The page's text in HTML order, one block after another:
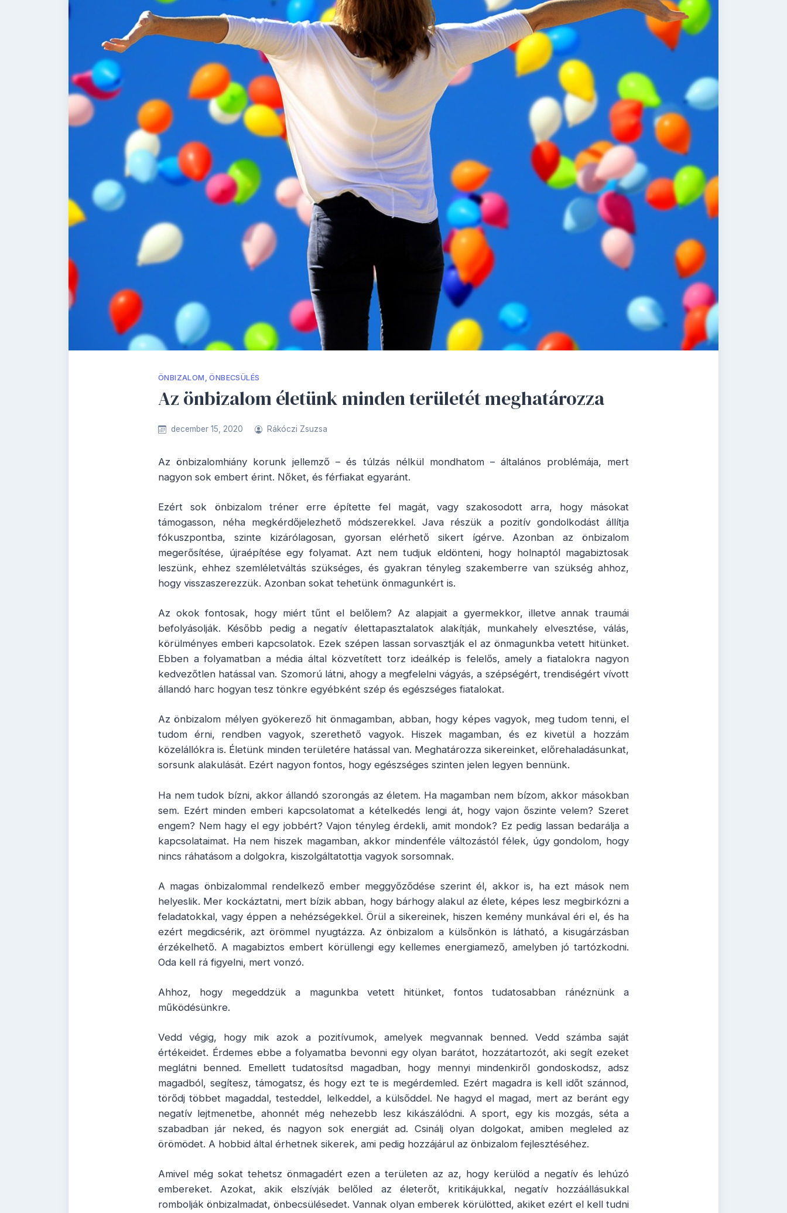
ÖNBIZALOM, ÖNBECSÜLÉS
Az önbizalom életünk minden területét meghatározza
december 15, 2020 Rákóczi Zsuzsa
Az önbizalomhiány korunk jellemző – és túlzás nélkül mondhatom – általános problémája, mert
nagyon sok embert érint. Nőket, és férfiakat egyaránt.
Ezért sok önbizalom tréner erre építette fel magát, vagy szakosodott arra, hogy másokat
támogasson, néha megkérdőjelezhető módszerekkel. Java részük a pozitív gondolkodást állítja
fókuszpontba, szinte kizárólagosan, gyorsan elérhető sikert ígérve. Azonban az önbizalom
megerősítése, újraépítése egy folyamat. Azt nem tudjuk eldönteni, hogy holnaptól magabiztosak
leszünk, ehhez szemléletváltás szükséges, és gyakran tényleg szakemberre van szükség ahhoz,
hogy visszaszerezzük. Azonban sokat tehetünk önmagunkért is.
Az okok fontosak, hogy miért tűnt el belőlem? Az alapjait a gyermekkor, illetve annak traumái
befolyásolják. Később pedig a negatív élettapasztalatok alakítják, munkahely elvesztése, válás,
körülményes emberi kapcsolatok. Ezek szépen lassan sorvasztják el az önmagunkba vetett hitünket.
Ebben a folyamatban a média által közvetített torz ideálkép is felelős, amely a fiatalokra nagyon
kedvezőtlen hatással van. Szomorú látni, ahogy a megfelelni vágyás, a szépségért, trendiségért vívott
állandó harc hogyan tesz tönkre egyébként szép és egészséges fiatalokat.
Az önbizalom mélyen gyökerező hit önmagamban, abban, hogy képes vagyok, meg tudom tenni, el
tudom érni, rendben vagyok, szerethető vagyok. Hiszek magamban, és ez kivetül a hozzám
közelállókra is. Életünk minden területére hatással van. Meghatározza sikereinket, előrehaladásunkat,
sorsunk alakulását. Ezért nagyon fontos, hogy egészséges szinten jelen legyen bennünk.
Ha nem tudok bízni, akkor állandó szorongás az életem. Ha magamban nem bízom, akkor másokban
sem. Ezért minden emberi kapcsolatomat a kételkedés lengi át, hogy vajon őszinte velem? Szeret
engem? Nem hagy el egy jobbért? Vajon tényleg érdekli, amit mondok? Ez pedig lassan bedarálja a
kapcsolataimat. Ha nem hiszek magamban, akkor mindenféle változástól félek, úgy gondolom, hogy
nincs ráhatásom a dolgokra, kiszolgáltatottja vagyok sorsomnak.
A magas önbizalommal rendelkező ember meggyőződése szerint él, akkor is, ha ezt mások nem
helyeslik. Mer kockáztatni, mert bízik abban, hogy bárhogy alakul az élete, képes lesz megbirkózni a
feladatokkal, vagy éppen a nehézségekkel. Örül a sikereinek, hiszen kemény munkával éri el, és ha
ezért megdicsérik, azt örömmel nyugtázza. Az önbizalom a külsőnkön is látható, a kisugárzásban
érzékelhető. A magabiztos embert körüllengi egy kellemes energiamező, amelyben jó tartózkodni.
Oda kell rá figyelni, mert vonzó.
Ahhoz, hogy megeddzük a magunkba vetett hitünket, fontos tudatosabban ránéznünk a
működésünkre.
Vedd végig, hogy mik azok a pozitívumok, amelyek megvannak benned. Vedd számba saját
értékeidet. Érdemes ebbe a folyamatba bevonni egy olyan barátot, hozzátartozót, aki segít ezeket
meglátni benned. Emellett tudatosítsd magadban, hogy mennyi mindenkiről gondoskodsz, adsz
magadból, segítesz, támogatsz, és hogy ezt te is megérdemled. Ezért magadra is kell időt szánnod,
törődj többet magaddal, testeddel, lelkeddel, a külsőddel. Ne hagyd el magad, mert az beránt egy
negatív lejtmenetbe, ahonnét még nehezebb lesz kikászálódni. A sport, egy kis mozgás, séta a
szabadban jár neked, és nagyon sok energiát ad. Csinálj olyan dolgokat, amiben megleled az
örömödet. A hobbid által érhetnek sikerek, ami pedig hozzájárul az önbizalom fejlesztéséhez.
Amivel még sokat tehetsz önmagadért ezen a területen az az, hogy kerülöd a negatív és lehúzó
embereket. Azokat, akik elszívják belőled az életerőt, kritikájukkal, negatív hozzáállásukkal
rombolják önbizalmadat, önbecsülésedet. Vannak olyan emberek körülötted, akiket ezért el kell tudni